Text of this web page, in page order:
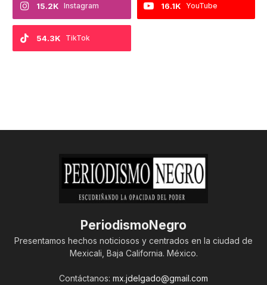
Instagram
15.2K YouTube
16.1K
TikTok
54.3K
PeriodismoNegro
Presentamos hechos noticiosos y centrados en la ciudad de
Mexicali, Baja California. México.
Contáctanos: mx.jdelgado@gmail.com